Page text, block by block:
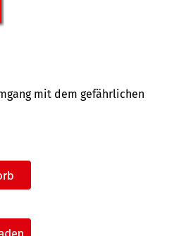
mit dem ge­fähr­lichen